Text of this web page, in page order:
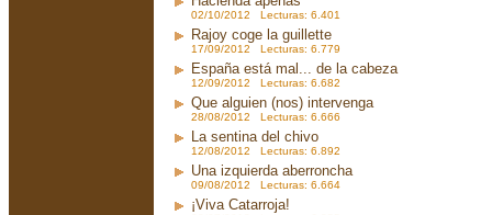
02/10/2012 Lecturas: 6.401
Rajoy coge la guillette
17/09/2012 Lecturas: 6.779
España está mal... de la cabeza
12/09/2012 Lecturas: 6.682
Que alguien (nos) intervenga
28/08/2012 Lecturas: 6.666
La sentina del chivo
12/08/2012 Lecturas: 6.892
Una izquierda aberroncha
09/08/2012 Lecturas: 6.664
¡Viva Catarroja!